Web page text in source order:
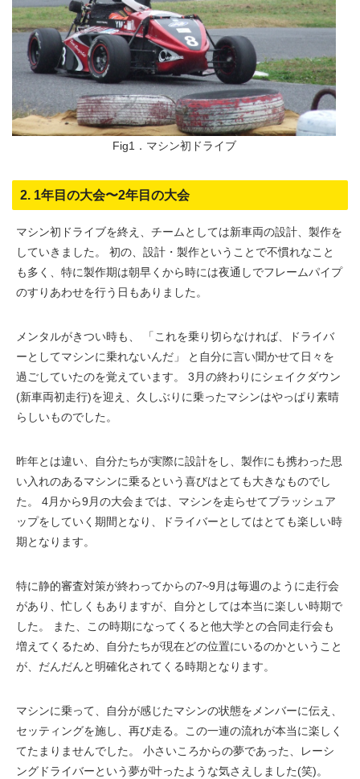
Fig1．マシン初ドライブ
2. 1年目の大会〜2年目の大会
マシン初ドライブを終え、チームとしては新車両の設計、製作を
していきました。 初の、設計・製作ということで不慣れなこと
も多く、特に製作期は朝早くから時には夜通しでフレームパイプ
のすりあわせを行う日もありました。
メンタルがきつい時も、 「これを乗り切らなければ、ドライバ
ーとしてマシンに乗れないんだ」 と自分に言い聞かせて日々を
過ごしていたのを覚えています。 3月の終わりにシェイクダウン
(新車両初走行)を迎え、久しぶりに乗ったマシンはやっぱり素晴
らしいものでした。
昨年とは違い、自分たちが実際に設計をし、製作にも携わった思
い入れのあるマシンに乗るという喜びはとても大きなものでし
た。 4月から9月の大会までは、マシンを走らせてブラッシュア
ップをしていく期間となり、ドライバーとしてはとても楽しい時
期となります。
特に静的審査対策が終わってからの7~9月は毎週のように走行会
があり、忙しくもありますが、自分としては本当に楽しい時期で
した。 また、この時期になってくると他大学との合同走行会も
増えてくるため、自分たちが現在どの位置にいるのかということ
が、だんだんと明確化されてくる時期となります。
マシンに乗って、自分が感じたマシンの状態をメンバーに伝え、
セッティングを施し、再び走る。この一連の流れが本当に楽しく
てたまりませんでした。 小さいころからの夢であった、レーシ
ングドライバーという夢が叶ったような気さえしました(笑)。